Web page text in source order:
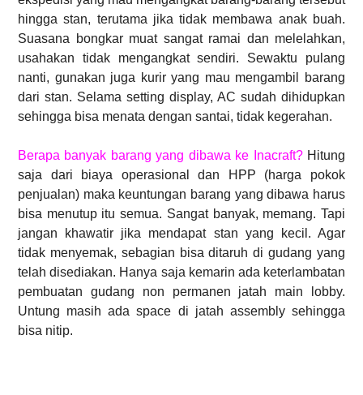
hingga stan, terutama jika tidak membawa anak buah.
Suasana bongkar muat sangat ramai dan melelahkan,
usahakan tidak mengangkat sendiri. Sewaktu pulang
nanti, gunakan juga kurir yang mau mengambil barang
dari stan. Selama setting display, AC sudah dihidupkan
sehingga bisa menata dengan santai, tidak kegerahan.
Berapa banyak barang yang dibawa ke Inacraft?Hitung
saja dari biaya operasional dan HPP (harga pokok
penjualan) maka keuntungan barang yang dibawa harus
bisa menutup itu semua. Sangat banyak, memang. Tapi
jangan khawatir jika mendapat stan yang kecil. Agar
tidak menyemak, sebagian bisa ditaruh di gudang yang
telah disediakan. Hanya saja kemarin ada keterlambatan
pembuatan gudang non permanen jatah main lobby.
Untung masih ada space di jatah assembly sehingga
bisa nitip.